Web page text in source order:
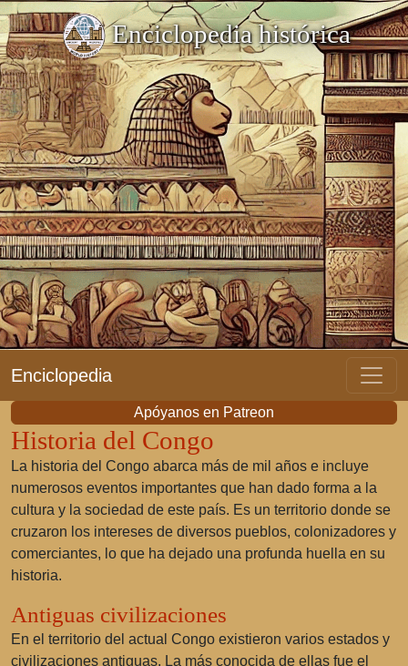
Enciclopedia histórica
Enciclopedia
Apóyanos en Patreon
Historia del Congo
La historia del Congo abarca más de mil años e incluye
numerosos eventos importantes que han dado forma a la
cultura y la sociedad de este país. Es un territorio donde se
cruzaron los intereses de diversos pueblos, colonizadores y
comerciantes, lo que ha dejado una profunda huella en su
historia.
Antiguas civilizaciones
En el territorio del actual Congo existieron varios estados y
civilizaciones antiguas. La más conocida de ellas fue el